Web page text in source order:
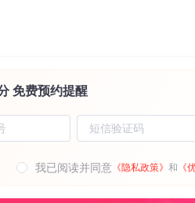
免费预约提醒
我已阅读并同意 《隐私政策》 和 《